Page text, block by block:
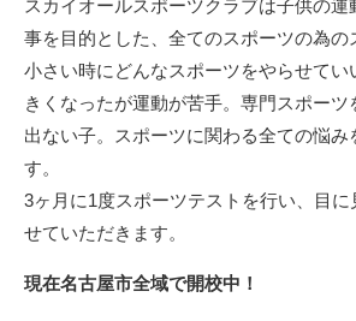
スカイオールスポーツクラブは子供の運
事を目的とした、全てのスポーツの為の
小さい時にどんなスポーツをやらせてい
きくなったが運動が苦手。専門スポー
出ない子。スポーツに関わる全ての悩み
す。
3ヶ月に1度スポーツテストを行い、目に
せていただきます。
現在名古屋市全域で開校中！